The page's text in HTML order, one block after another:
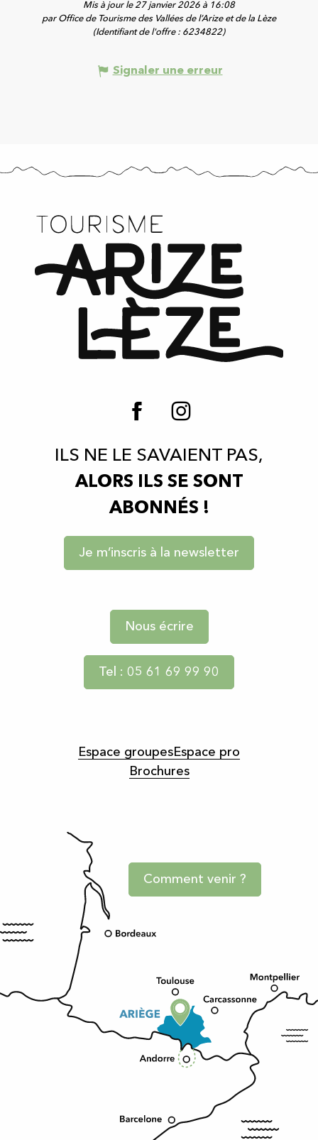
Mis à jour le 27 janvier 2026 à 16:08
par Office de Tourisme des Vallées de l’Arize et de la Lèze
(Identifiant de l'offre : 6234822)
Signaler une erreur
ILS NE LE SAVAIENT PAS,
ALORS ILS SE SONT
ABONNÉS !
Je m’inscris à la newsletter
Nous écrire
Tel : 05 61 69 99 90
Espace groupesEspace pro
Brochures
Comment venir ?